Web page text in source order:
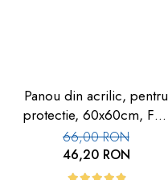
Panou din acrilic, pentru
protectie, 60x60cm, FM-
113
66,00 RON
46,20 RON